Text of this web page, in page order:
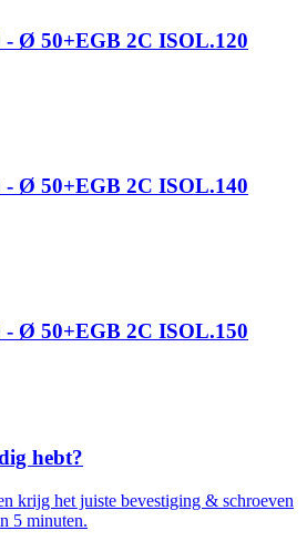
- Ø 50+EGB 2C ISOL.120
- Ø 50+EGB 2C ISOL.140
- Ø 50+EGB 2C ISOL.150
hebt?
krijg het juiste bevestiging & schroeven
5 minuten.